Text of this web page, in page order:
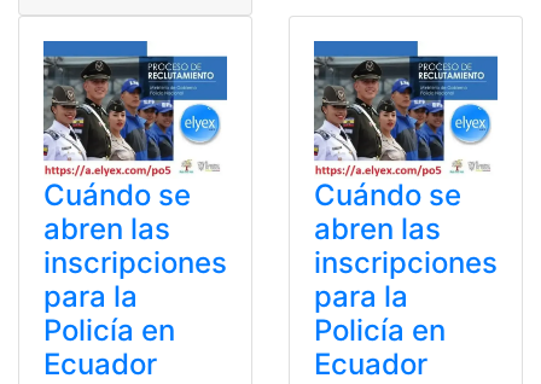
Cuándo se
abren las
inscripciones
para la
Policía en
Ecuador
Cuándo se
abren las
inscripciones
para la
Policía en
Ecuador